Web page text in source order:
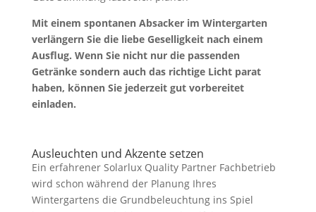
Mit einem spontanen Absacker im Wintergarten
verlängern Sie die liebe Geselligkeit nach einem
Ausflug. Wenn Sie nicht nur die passenden
Getränke sondern auch das richtige Licht parat
haben, können Sie jederzeit gut vorbereitet
einladen.
Ausleuchten und Akzente setzen
Ein erfahrener Solarlux Quality Partner Fachbetrieb
wird schon während der Planung Ihres
Wintergartens die Grundbeleuchtung ins Spiel